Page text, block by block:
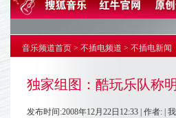
音乐频道首页 > 不插电频道 > 不插电新闻
独家组图：酷玩乐队称
发布时间:2008年12月22日12:33 | 作者: |